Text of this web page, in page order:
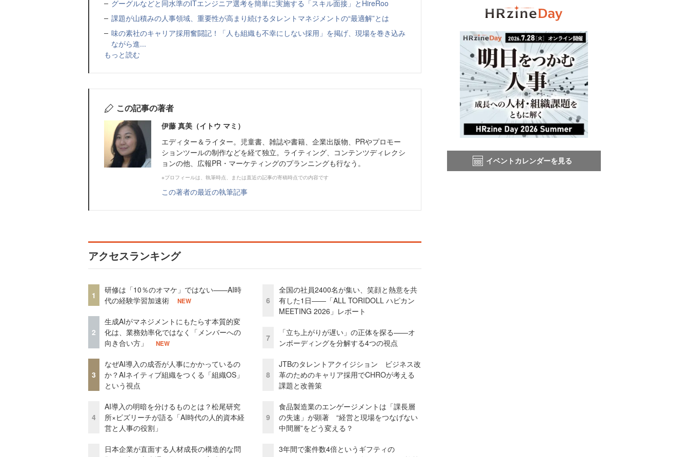
グーグルなどと同水準のITエンジニア選考を簡単に実施する「スキル面接」とHireRoo
課題が山積みの人事領域、重要性が高まり続けるタレントマネジメントの“最適解”とは
味の素社のキャリア採用奮闘記！「人も組織も不幸にしない採用」を掲げ、現場を巻き込み
ながら進...
もっと読む
この記事の著者
伊藤 真美（イトウ マミ）
エディター＆ライター。児童書、雑誌や書籍、企業出版物、PRやプロモー
ションツールの制作などを経て独立。ライティング、コンテンツディレクシ
ョンの他、広報PR・マーケティングのプランニングも行なう。
※プロフィールは、執筆時点、または直近の記事の寄稿時点での内容です
この著者の最近の執筆記事
アクセスランキング
1
研修は「10％のオマケ」ではない——AI時
代の経験学習加速術
NEW
2
生成AIがマネジメントにもたらす本質的変
化は、業務効率化ではなく「メンバーへの
向き合い方」
NEW
3
なぜAI導入の成否が人事にかかっているの
か？AIネイティブ組織をつくる「組織OS」
という視点
4
AI導入の明暗を分けるものとは？松尾研究
所×ビズリーチが語る「AI時代の人的資本経
営と人事の役割」
日本企業が直面する人材成長の構造的な問
6
全国の社員2400名が集い、笑顔と熱意を共
有した1日――「ALL TORIDOLL ハピカン
MEETING 2026」レポート
7
「立ち上がりが遅い」の正体を探る——オ
ンボーディングを分解する4つの視点
8
JTBのタレントアクイジション ビジネス改
革のためのキャリア採用でCHROが考える
課題と改善策
9
食品製造業のエンゲージメントは「課長層
の失速」が顕著 “経営と現場をつなげない
中間層”をどう変える？
3年間で案件数4倍というギフティの
イベントカレンダーを見る